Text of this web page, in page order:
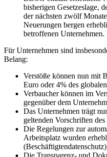
bisherigen Gesetzeslage,
der nächsten zwölf
Neuerungen bergen
betroffenen Unternehmen.
Für Unternehmen sind
Belang:
Verstöße können nun mit
Euro oder 4% des
Verbaucher können im
gegenüber dem
Das Unternehmen trägt
geltenden Vorschriften
Die Regelungen zur
Arbeitsplatz wurden
(Beschäftigtendatenschutz)